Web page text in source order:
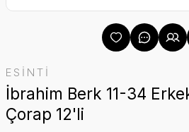
ESİNTİ
İbrahim Berk 11-34
Çorap 12'li